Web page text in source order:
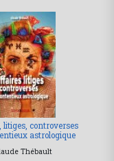
controverses
astrologique
Thébault